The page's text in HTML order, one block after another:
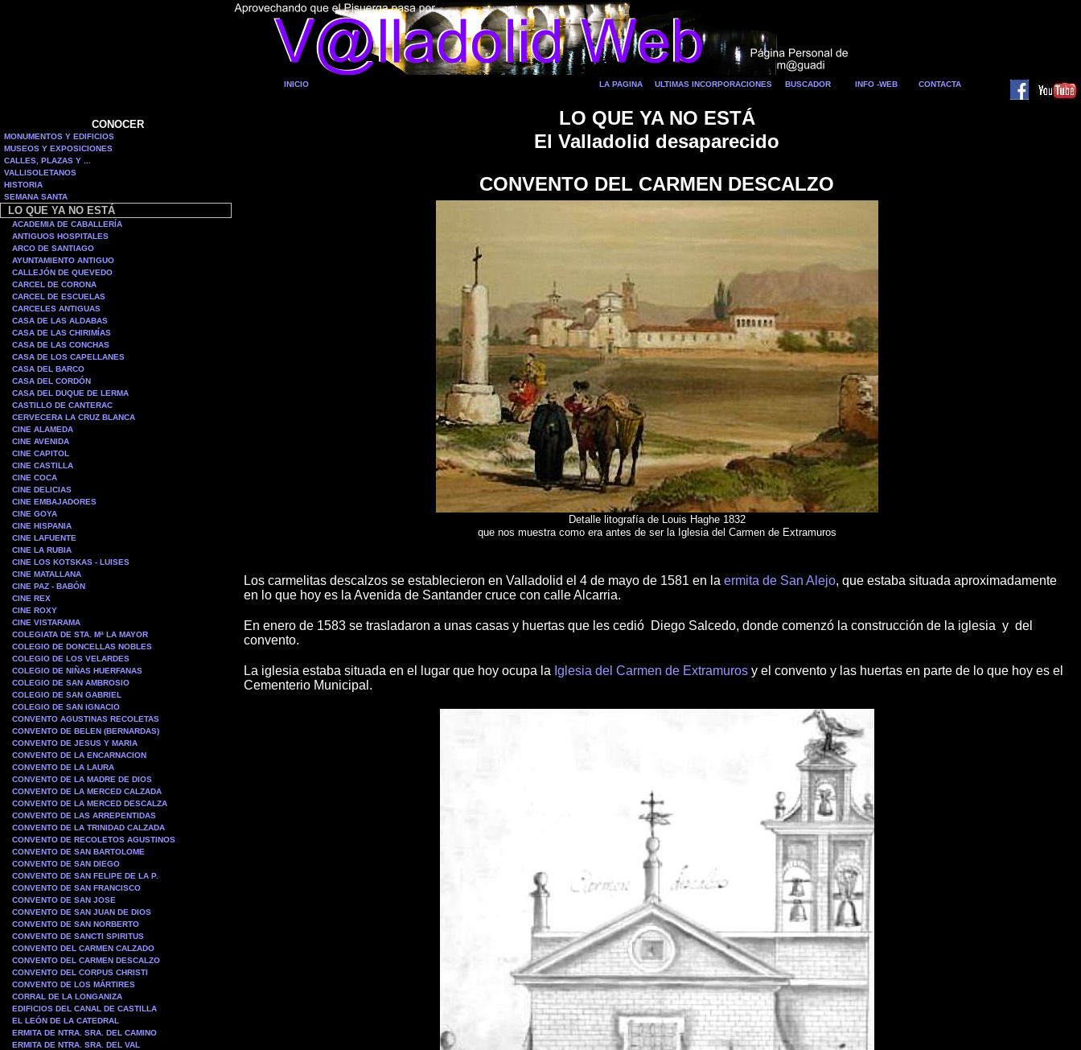
INICIO LA PAGINA ULTIMAS INCORPORACIONES BUSCADOR INFO -WEB CONTACTA
CONOCER
MONUMENTOS Y EDIFICIOS
MUSEOS Y EXPOSICIONES
CALLES, PLAZAS Y ...
VALLISOLETANOS
HISTORIA
SEMANA SANTA
LO QUE YA NO ESTÁ
ACADEMIA DE CABALLERÍA
ANTIGUOS HOSPITALES
ARCO DE SANTIAGO
AYUNTAMIENTO ANTIGUO
CALLEJÓN DE QUEVEDO
CARCEL DE CORONA
CARCEL DE ESCUELAS
CARCELES ANTIGUAS
CASA DE LAS ALDABAS
CASA DE LAS CHIRIMÍAS
CASA DE LAS CONCHAS
CASA DE LOS CAPELLANES
CASA DEL BARCO
CASA DEL CORDÓN
CASA DEL DUQUE DE LERMA
CASTILLO DE CANTERAC
CERVECERA LA CRUZ BLANCA
CINE ALAMEDA
CINE AVENIDA
CINE CAPITOL
CINE CASTILLA
CINE COCA
CINE DELICIAS
CINE EMBAJADORES
CINE GOYA
CINE HISPANIA
CINE LAFUENTE
CINE LA RUBIA
CINE LOS KOTSKAS - LUISES
CINE MATALLANA
CINE PAZ - BABÓN
CINE REX
CINE ROXY
CINE VISTARAMA
COLEGIATA DE STA. Mª LA MAYOR
COLEGIO DE DONCELLAS NOBLES
COLEGIO DE LOS VELARDES
COLEGIO DE NIÑAS HUERFANAS
COLEGIO DE SAN AMBROSIO
COLEGIO DE SAN GABRIEL
COLEGIO DE SAN IGNACIO
CONVENTO AGUSTINAS RECOLETAS
CONVENTO DE BELEN (BERNARDAS)
CONVENTO DE JESUS Y MARIA
CONVENTO DE LA ENCARNACION
CONVENTO DE LA LAURA
CONVENTO DE LA MADRE DE DIOS
CONVENTO DE LA MERCED CALZADA
CONVENTO DE LA MERCED DESCALZA
CONVENTO DE LAS ARREPENTIDAS
CONVENTO DE LA TRINIDAD CALZADA
CONVENTO DE RECOLETOS AGUSTINOS
CONVENTO DE SAN BARTOLOME
CONVENTO DE SAN DIEGO
CONVENTO DE SAN FELIPE DE LA P.
CONVENTO DE SAN FRANCISCO
CONVENTO DE SAN JOSE
CONVENTO DE SAN JUAN DE DIOS
CONVENTO DE SAN NORBERTO
CONVENTO DE SANCTI SPIRITUS
CONVENTO DEL CARMEN CALZADO
CONVENTO DEL CARMEN DESCALZO
CONVENTO DEL CORPUS CHRISTI
CONVENTO DE LOS MÁRTIRES
CORRAL DE LA LONGANIZA
EDIFICIOS DEL CANAL DE CASTILLA
EL LEÓN DE LA CATEDRAL
ERMITA DE NTRA. SRA. DEL CAMINO
ERMITA DE NTRA. SRA. DEL VAL
LO QUE YA NO ESTÁ
El Valladolid desaparecido
CONVENTO DEL CARMEN DESCALZO
Detalle litografía de Louis Haghe 1832
que nos muestra como era antes de ser la Iglesia del Carmen de Extramuros
Los carmelitas descalzos se establecieron en Valladolid el 4 de mayo de 1581 en la ermita de San Alejo, que estaba situada aproximadamente
en lo que hoy es la Avenida de Santander cruce con calle Alcarria.
En enero de 1583 se trasladaron a unas casas y huertas que les cedió Diego Salcedo, donde comenzó la construcción de la iglesia y del
convento.
La iglesia estaba situada en el lugar que hoy ocupa la Iglesia del Carmen de Extramuros y el convento y las huertas en parte de lo que hoy es el
Cementerio Municipal.